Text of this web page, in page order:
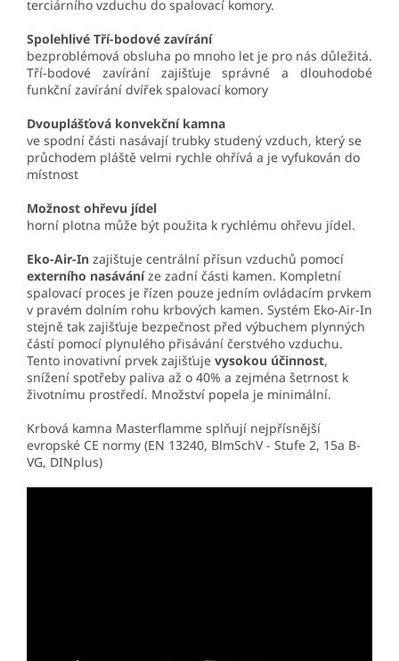
terciárního vzduchu do spalovací komory.
Spolehlivé Tří-bodové zavírání
bezproblémová obsluha po mnoho let je pro nás důležitá.
Tří-bodové zavírání zajišťuje správné a dlouhodobé
funkční zavírání dvířek spalovací komory
Dvouplášťová konvekční kamna
ve spodní části nasávají trubky studený vzduch, který se
průchodem pláště velmi rychle ohřívá a je vyfukován do
místnost
Možnost ohřevu jídel
horní plotna může být použita k rychlému ohřevu jídel.
Eko-Air-In zajištuje centrální přísun vzduchů pomocí
externího nasáváníze zadní části kamen. Kompletní
spalovací proces je řízen pouze jedním ovládacím prvkem
v pravém dolním rohu krbových kamen. Systém Eko-Air-In
stejně tak zajišťuje bezpečnost před výbuchem plynných
částí pomocí plynulého přisávání čerstvého vzduchu.
Tento inovativní prvek zajišťuje vysokou účinnost,
snížení spotřeby paliva až o 40% a zejména šetrnost k
životnímu prostředí. Množství popela je minimální.
Krbová kamna Masterflamme splňují nejpřísnější
evropské CE normy (EN 13240, BlmSchV - Stufe 2, 15a B-
VG, DINplus)